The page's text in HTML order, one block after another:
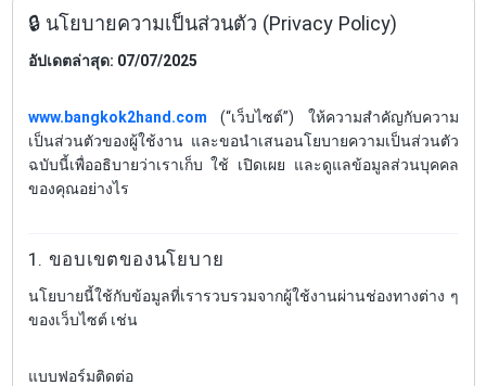
🔒 นโยบายความเป็นส่วนตัว (Privacy Policy)
อัปเดตล่าสุด: 07/07/2025
www.bangkok2hand.com (“เว็บไซต์”) ให้ความสำคัญกับความ
เป็นส่วนตัวของผู้ใช้งาน และขอนำเสนอนโยบายความเป็นส่วนตัว
ฉบับนี้เพื่ออธิบายว่าเราเก็บ ใช้ เปิดเผย และดูแลข้อมูลส่วนบุคคล
ของคุณอย่างไร
1. ขอบเขตของนโยบาย
นโยบายนี้ใช้กับข้อมูลที่เรารวบรวมจากผู้ใช้งานผ่านช่องทางต่าง ๆ
ของเว็บไซต์ เช่น
แบบฟอร์มติดต่อ